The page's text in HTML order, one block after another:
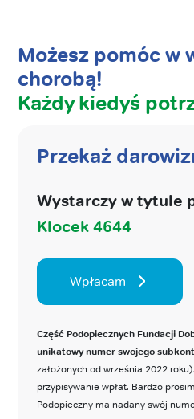
Możesz pomóc w
chorobą!
Każdy kiedyś
Przekaż
Wystarczy w tytule
Klocek 4644
Wpłacam
Część Podopiecznych Fundacji
unikatowy numer swojego
założonych od września 2022
przypisywanie wpłat. Bardzo
Podopieczny ma nadany swój